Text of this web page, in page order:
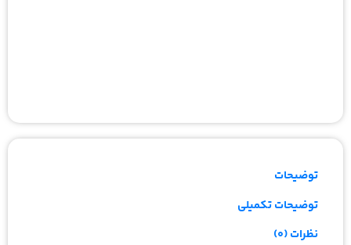
توضیحات
توضیحات تکمیلی
نظرات (0)